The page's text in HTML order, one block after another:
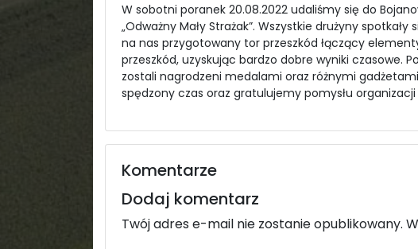
W sobotni poranek 20.08.2022 udaliśmy się do
„Odważny Mały Strażak”. Wszystkie drużyny
na nas przygotowany tor przeszkód łączący
przeszkód, uzyskując bardzo dobre wyniki czasowe.
zostali nagrodzeni medalami oraz różnymi
spędzony czas oraz gratulujemy pomysłu
Komentarze
Dodaj komentarz
Twój adres e-mail nie zostanie opublikowany.